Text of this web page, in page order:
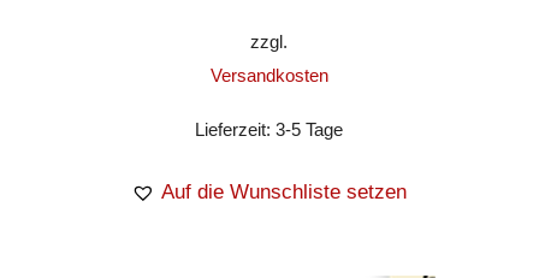
zzgl.
Versandkosten
Lieferzeit:3-5 Tage
Auf die Wunschliste setzen